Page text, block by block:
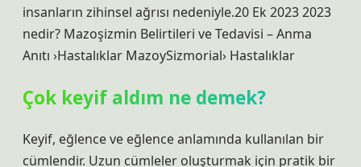
insanların zihinsel ağrısı nedeniyle.20 Ek 2023 2023
nedir? Mazoşizmin Belirtileri ve Tedavisi – Anma
Anıtı ›Hastalıklar MazoySizmorial› Hastalıklar
Çok keyif aldım ne demek?
Keyif, eğlence ve eğlence anlamında kullanılan bir
cümlendir. Uzun cümleler oluşturmak için pratik bir